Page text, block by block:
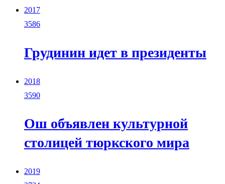
2017
3586
Грудинин идет в президенты
2018
3590
Ош объявлен культурной
столицей тюркского мира
2019